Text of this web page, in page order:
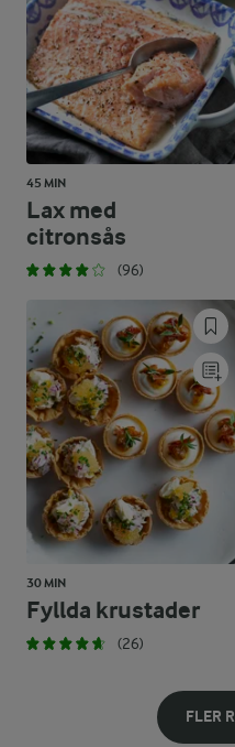
45 MIN
Lax med
citronsås
(96)
30 MIN
Fyllda krustader
(26)
FLER